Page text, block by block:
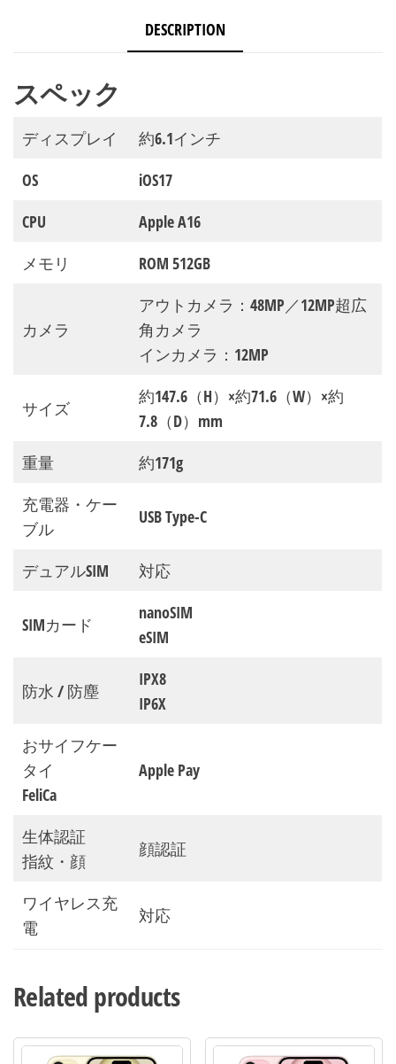
DESCRIPTION
スペック
ディスプレイ
約6.1インチ
OS
iOS17
CPU
Apple A16
メモリ
ROM 512GB
カメラ
アウトカメラ：48MP／12MP超広
角カメラ
インカメラ：12MP
サイズ
約147.6（H）×約71.6（W）×約
7.8（D）mm
重量
約171g
充電器・ケー
ブル
USB Type-C
デュアルSIM 対応
SIMカード
nanoSIM
eSIM
防水 / 防塵
IPX8
IP6X
おサイフケー
タイ
FeliCa
Apple Pay
生体認証
指紋・顔
顔認証
ワイヤレス充
電
対応
Related products